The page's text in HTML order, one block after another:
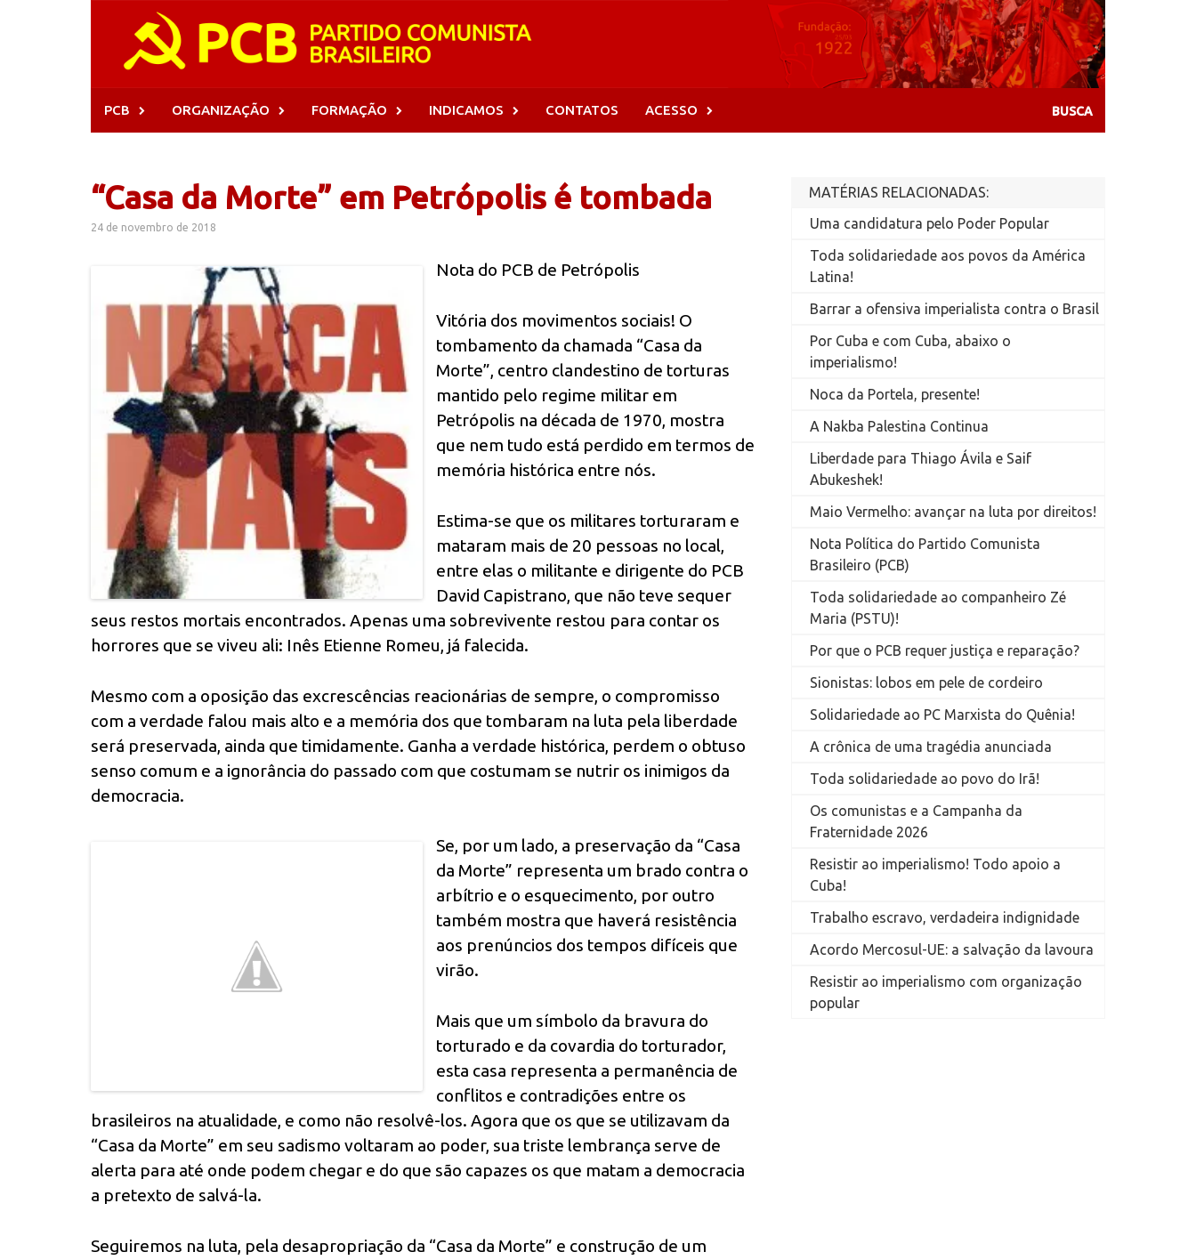
PCB ORGANIZAÇÃO FORMAÇÃO INDICAMOS CONTATOS ACESSO
“Casa da Morte” em Petrópolis é tombada
24 de novembro de 2018
Nota do PCB de Petrópolis
Vitória dos movimentos sociais! O
tombamento da chamada “Casa da
Morte”, centro clandestino de torturas
mantido pelo regime militar em
Petrópolis na década de 1970, mostra
que nem tudo está perdido em termos de
memória histórica entre nós.
Estima-se que os militares torturaram e
mataram mais de 20 pessoas no local,
entre elas o militante e dirigente do PCB
David Capistrano, que não teve sequer
seus restos mortais encontrados. Apenas uma sobrevivente restou para contar os
horrores que se viveu ali: Inês Etienne Romeu, já falecida.
Mesmo com a oposição das excrescências reacionárias de sempre, o compromisso
com a verdade falou mais alto e a memória dos que tombaram na luta pela liberdade
será preservada, ainda que timidamente. Ganha a verdade histórica, perdem o obtuso
senso comum e a ignorância do passado com que costumam se nutrir os inimigos da
democracia.
Se, por um lado, a preservação da “Casa
da Morte” representa um brado contra o
arbítrio e o esquecimento, por outro
também mostra que haverá resistência
aos prenúncios dos tempos difíceis que
virão.
Mais que um símbolo da bravura do
torturado e da covardia do torturador,
esta casa representa a permanência de
conflitos e contradições entre os
brasileiros na atualidade, e como não resolvê-los. Agora que os que se utilizavam da
“Casa da Morte” em seu sadismo voltaram ao poder, sua triste lembrança serve de
alerta para até onde podem chegar e do que são capazes os que matam a democracia
a pretexto de salvá-la.
Seguiremos na luta, pela desapropriação da “Casa da Morte” e construção de um
MATÉRIAS RELACIONADAS:
Uma candidatura pelo Poder Popular
Toda solidariedade aos povos da América
Latina!
Barrar a ofensiva imperialista contra o Brasil
Por Cuba e com Cuba, abaixo o
imperialismo!
Noca da Portela, presente!
A Nakba Palestina Continua
Liberdade para Thiago Ávila e Saif
Abukeshek!
Maio Vermelho: avançar na luta por direitos!
Nota Política do Partido Comunista
Brasileiro (PCB)
Toda solidariedade ao companheiro Zé
Maria (PSTU)!
Por que o PCB requer justiça e reparação?
Sionistas: lobos em pele de cordeiro
Solidariedade ao PC Marxista do Quênia!
A crônica de uma tragédia anunciada
Toda solidariedade ao povo do Irã!
Os comunistas e a Campanha da
Fraternidade 2026
Resistir ao imperialismo! Todo apoio a
Cuba!
Trabalho escravo, verdadeira indignidade
Acordo Mercosul-UE: a salvação da lavoura
Resistir ao imperialismo com organização
popular